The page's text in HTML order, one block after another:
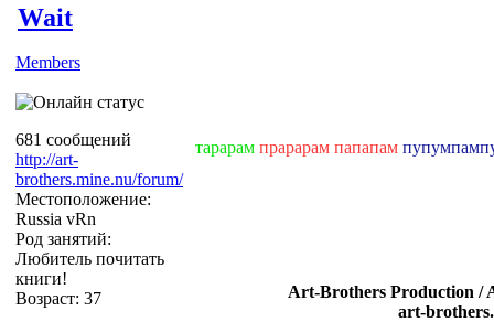
Wait
Members
681 сообщений
http://art-
brothers.mine.nu/forum/
Местоположение:
Russia vRn
Род занятий:
Любитель почитать
книги!
Возраст: 37
тарарам прарарам папапам
Art-Brothers Production /
art-